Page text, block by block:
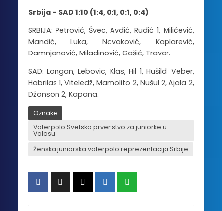
Srbija – SAD 1:10 (1:4, 0:1, 0:1, 0:4)
SRBIJA: Petrović, Švec, Avdić, Rudić 1, Milićević,
Mandić, Luka, Novaković, Kaplarević,
Damnjanović, Miladinović, Gašić, Travar.
SAD: Longan, Lebovic, Klas, Hil 1, Hušild, Veber,
Habrilas 1, Viteledž, Mamolito 2, Nušul 2, Ajala 2,
Džonson 2, Kapana.
Oznake
Vaterpolo Svetsko prvenstvo za juniorke u
Volosu
Ženska juniorska vaterpolo reprezentacija Srbije